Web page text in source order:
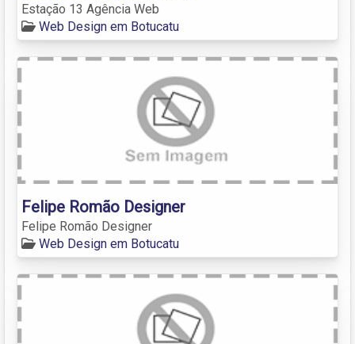
Estação 13 Agência Web
Web Design em Botucatu
Felipe Romão Designer
Felipe Romão Designer
Web Design em Botucatu